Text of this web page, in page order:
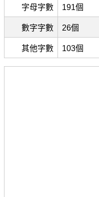
字母字數 191個
數字字數 26個
其他字數 103個